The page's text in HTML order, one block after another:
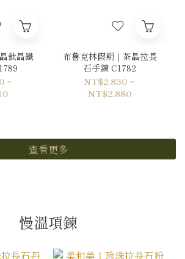
鈦晶鐵
~
布魯克林假期｜茶晶拉長
石手鍊 C1782
NT$2,830 ~
NT$2,880
查看更多
慢溫項鍊